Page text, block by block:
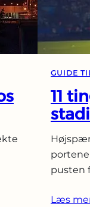
GUIDE
11
pusten
Læs